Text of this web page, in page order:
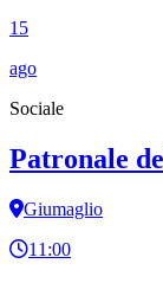
15
ago
Sociale
Patronale
Giumaglio
11:00